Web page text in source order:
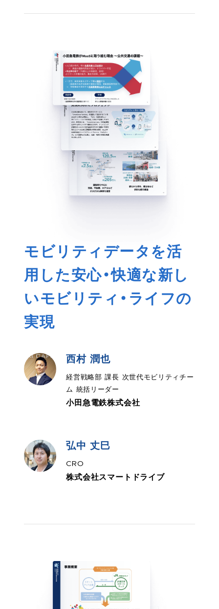
モビリティデータを活
用した安心・快適な新し
いモビリティ・ライフの
実現
西村 潤也
経営戦略部 課長 次世代モビリティチー
ム 統括リーダー
小田急電鉄株式会社
弘中 丈巳
CRO
株式会社スマートドライブ